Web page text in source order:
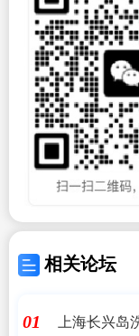
相关论坛
01
上海长兴岛